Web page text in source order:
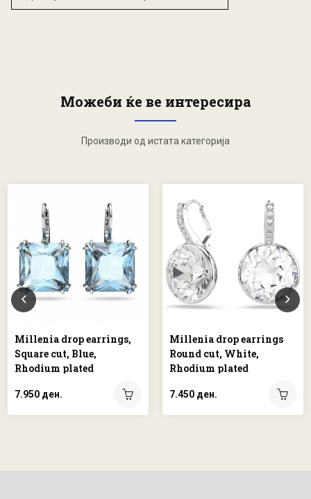
Можеби ќе ве интересира
Производи од истата категорија
Millenia drop earrings,
Square cut, Blue,
Rhodium plated
7.950 ден.
Millenia drop earrings
Round cut, White,
Rhodium plated
7.450 ден.